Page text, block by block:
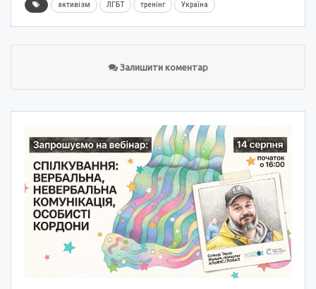
активізм ЛГБТ тренінг Україна
Залишити коментар